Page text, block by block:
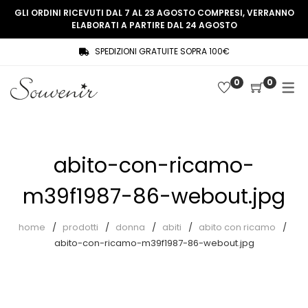
SHOP
Souvenir Privée
Accessori
Cappotti
COLLEZIONE
THREE WOMEN, ONE MEMORY
GLI ORDINI RICEVUTI DAL 7 AL 23 AGOSTO COMPRESI, VERRANNO
ELABORATI A PARTIRE DAL 24 AGOSTO
SPEDIZIONI GRATUITE SOPRA 100€
0 0
abito-con-ricamo-
m39f1987-86-webout.jpg
home prodotti donna abiti
abito con ricamo
abito-con-ricamo-m39f1987-86-webout.jpg